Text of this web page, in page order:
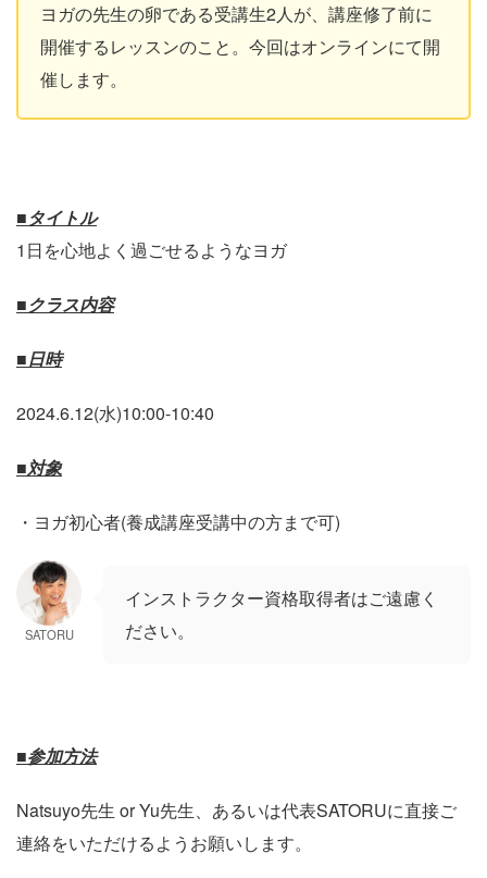
ヨガの先生の卵である受講生2人が、講座修了前に
開催するレッスンのこと。今回はオンラインにて開
催します。
■タイトル
1日を心地よく過ごせるようなヨガ
■クラス内容
■日時
2024.6.12(水)10:00-10:40
■対象
・ヨガ初心者(養成講座受講中の方まで可)
SATORU
インストラクター資格取得者はご遠慮く
ださい。
■参加方法
Natsuyo先生 or Yu先生、あるいは代表SATORUに直接ご
連絡をいただけるようお願いします。